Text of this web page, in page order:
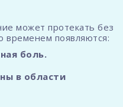
может протекать без
временем появляются:
боль.
в области